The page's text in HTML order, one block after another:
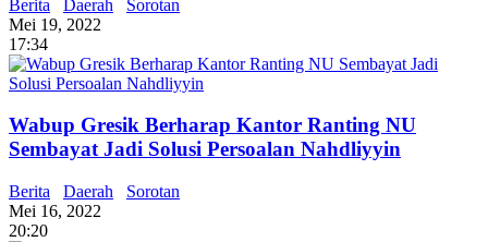
Berita Daerah
Sorotan
Mei 19, 2022
17:34
Wabup Gresik Berharap Kantor Ranting NU
Sembayat Jadi Solusi Persoalan Nahdliyyin
Berita Daerah
Sorotan
Mei 16, 2022
20:20